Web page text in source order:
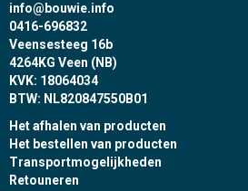
info@bouwie.info
0416-696832
Veensesteeg 16b
4264KG Veen (NB)
KVK: 18064034
BTW: NL820847550B01
Het afhalen van producten
Het bestellen van producten
Transportmogelijkheden
Retouneren